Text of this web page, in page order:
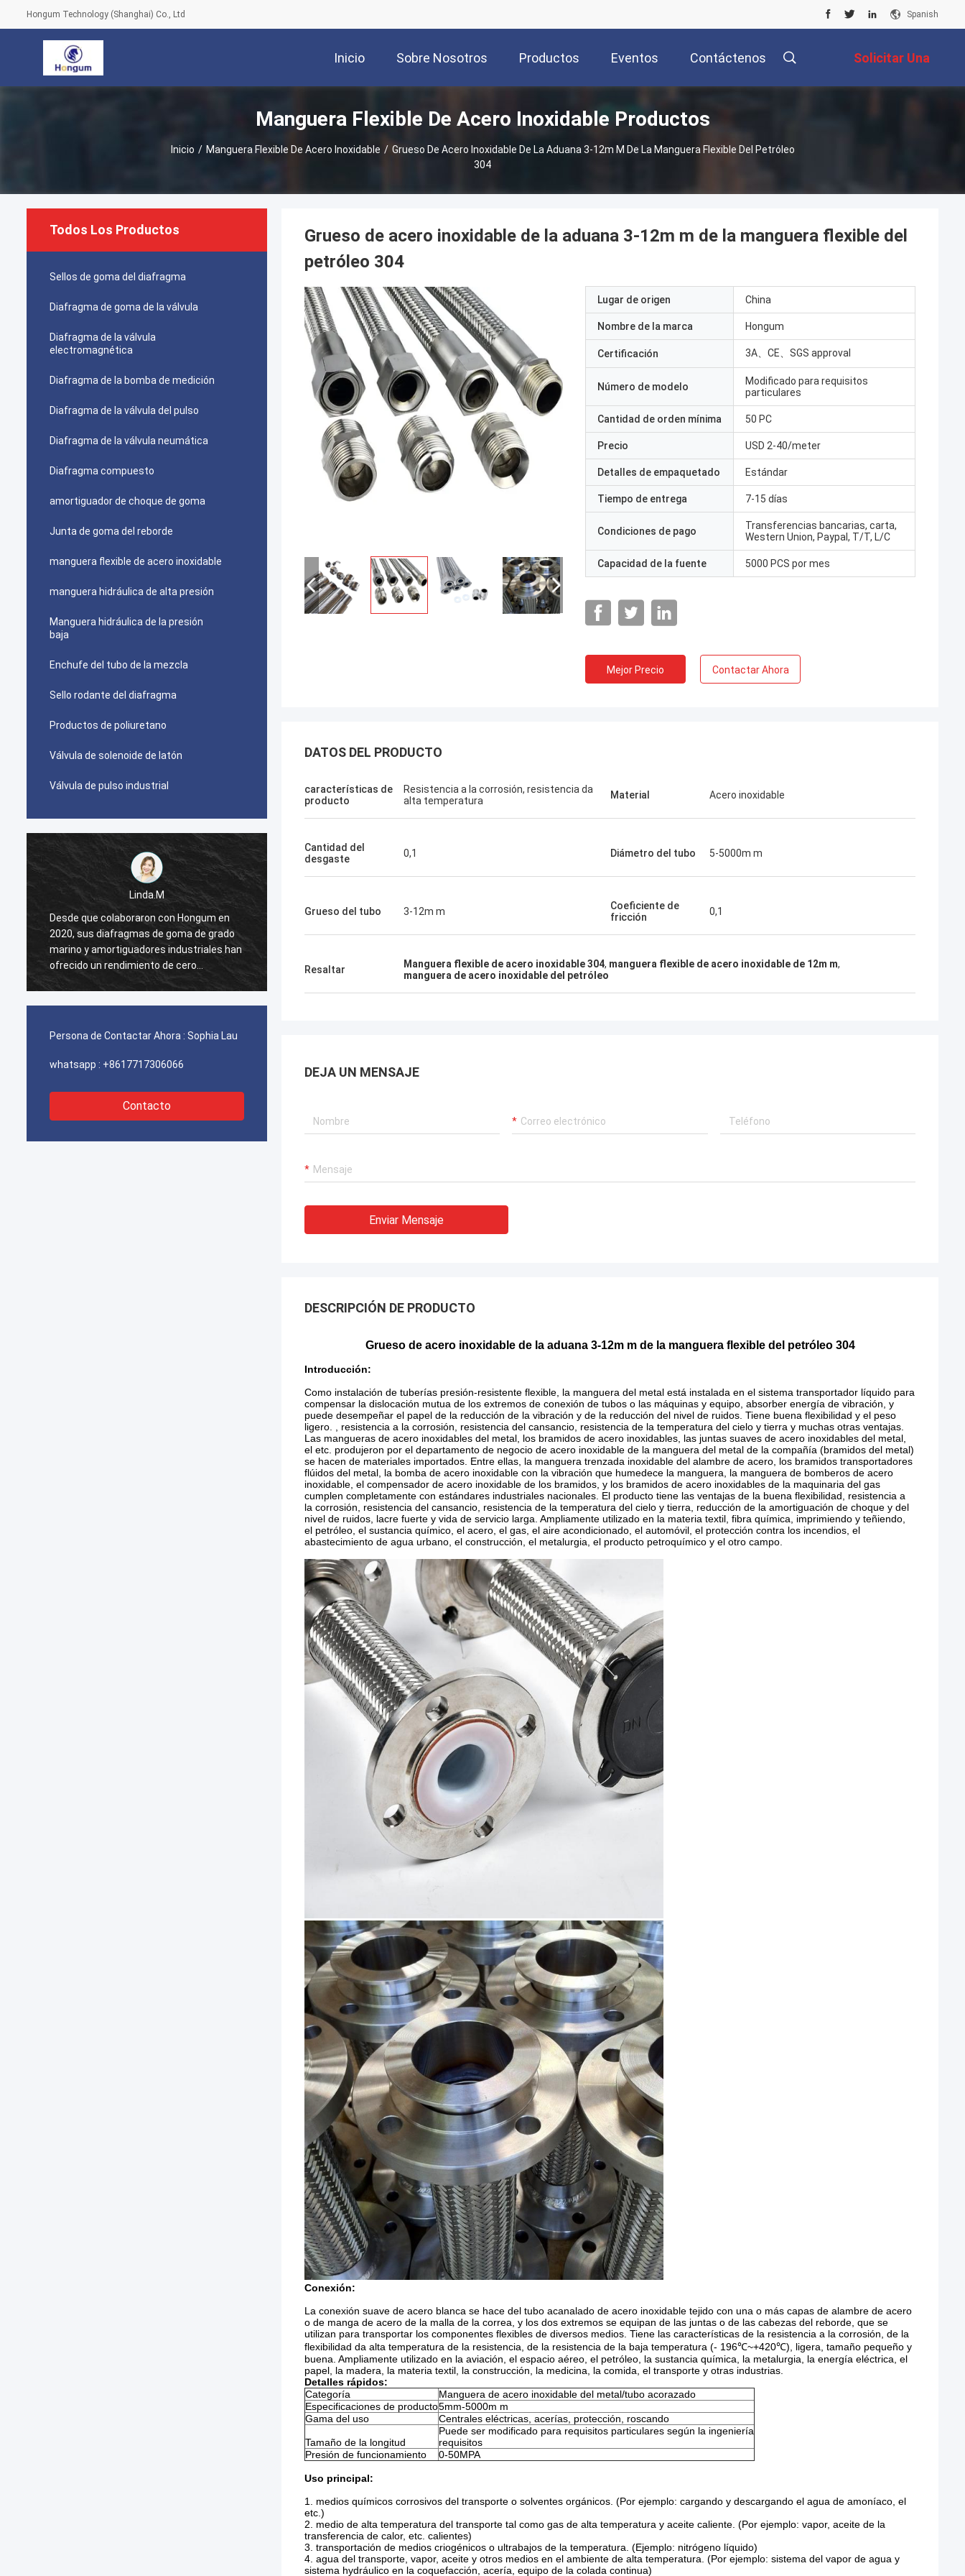
Hongum Technology (Shanghai) Co., Ltd Spanish
Inicio Sobre Nosotros Productos Eventos Contáctenos Solicitar Una
Cotización
Manguera Flexible De Acero Inoxidable Productos
Inicio / Manguera Flexible De Acero Inoxidable / Grueso De Acero Inoxidable De La Aduana 3-12m M De La Manguera Flexible Del Petróleo
304
Todos Los Productos
Sellos de goma del diafragma
Diafragma de goma de la válvula
Diafragma de la válvula
electromagnética
Diafragma de la bomba de medición
Diafragma de la válvula del pulso
Diafragma de la válvula neumática
Diafragma compuesto
amortiguador de choque de goma
Junta de goma del reborde
manguera flexible de acero inoxidable
manguera hidráulica de alta presión
Manguera hidráulica de la presión
baja
Enchufe del tubo de la mezcla
Sello rodante del diafragma
Productos de poliuretano
Válvula de solenoide de latón
Válvula de pulso industrial
Linda.M
Desde que colaboraron con Hongum en
2020, sus diafragmas de goma de grado
marino y amortiguadores industriales han
ofrecido un rendimiento de cero
fallas,garantizar el funcionamiento
Desde que colaboraron con Hongum en
2020, sus diafragmas de goma de grado
ofrecido un rendimiento de cero
fallas,garantizar el funcionamiento
ininterrumpido de nuestras grúas
Persona de Contactar Ahora : Sophia Lau
whatsapp : +8617717306066
Contacto
Grueso de acero inoxidable de la aduana 3-12m m de la manguera flexible del
petróleo 304
Lugar de origen China
Nombre de la marca Hongum
Certificación 3A、CE、SGS approval
Número de modelo
Modificado para requisitos
particulares
Cantidad de orden mínima 50 PC
Precio USD 2-40/meter
Detalles de empaquetado Estándar
Tiempo de entrega 7-15 días
Condiciones de pago
Transferencias bancarias, carta,
Western Union, Paypal, T/T, L/C
Capacidad de la fuente 5000 PCS por mes
Mejor Precio Contactar Ahora
DATOS DEL PRODUCTO
características de
producto
Resistencia a la corrosión, resistencia da
alta temperatura
Material Acero inoxidable
Cantidad del
desgaste
0,1 Diámetro del tubo 5-5000m m
Grueso del tubo 3-12m m
Coeficiente de
fricción
0,1
Resaltar Manguera flexible de acero inoxidable 304, manguera flexible de acero inoxidable de 12m m,
manguera de acero inoxidable del petróleo
DEJA UN MENSAJE
Enviar Mensaje
DESCRIPCIÓN DE PRODUCTO
Grueso de acero inoxidable de la aduana 3-12m m de la manguera flexible del petróleo 304
Introducción:
Como instalación de tuberías presión-resistente flexible, la manguera del metal está instalada en el sistema transportador líquido para
compensar la dislocación mutua de los extremos de conexión de tubos o las máquinas y equipo, absorber energía de vibración, y
puede desempeñar el papel de la reducción de la vibración y de la reducción del nivel de ruidos. Tiene buena flexibilidad y el peso
ligero. , resistencia a la corrosión, resistencia del cansancio, resistencia de la temperatura del cielo y tierra y muchas otras ventajas.
Las mangueras de acero inoxidables del metal, los bramidos de acero inoxidables, las juntas suaves de acero inoxidables del metal,
el etc. produjeron por el departamento de negocio de acero inoxidable de la manguera del metal de la compañía (bramidos del metal)
se hacen de materiales importados. Entre ellas, la manguera trenzada inoxidable del alambre de acero, los bramidos transportadores
flúidos del metal, la bomba de acero inoxidable con la vibración que humedece la manguera, la manguera de bomberos de acero
inoxidable, el compensador de acero inoxidable de los bramidos, y los bramidos de acero inoxidables de la maquinaria del gas
cumplen completamente con estándares industriales nacionales. El producto tiene las ventajas de la buena flexibilidad, resistencia a
la corrosión, resistencia del cansancio, resistencia de la temperatura del cielo y tierra, reducción de la amortiguación de choque y del
nivel de ruidos, lacre fuerte y vida de servicio larga. Ampliamente utilizado en la materia textil, fibra química, imprimiendo y teñiendo,
el petróleo, el sustancia químico, el acero, el gas, el aire acondicionado, el automóvil, el protección contra los incendios, el
abastecimiento de agua urbano, el construcción, el metalurgia, el producto petroquímico y el otro campo.
Conexión:
La conexión suave de acero blanca se hace del tubo acanalado de acero inoxidable tejido con una o más capas de alambre de acero
o de manga de acero de la malla de la correa, y los dos extremos se equipan de las juntas o de las cabezas del reborde, que se
utilizan para transportar los componentes flexibles de diversos medios. Tiene las características de la resistencia a la corrosión, de la
flexibilidad da alta temperatura de la resistencia, de la resistencia de la baja temperatura (- 196℃~+420℃), ligera, tamaño pequeño y
buena. Ampliamente utilizado en la aviación, el espacio aéreo, el petróleo, la sustancia química, la metalurgia, la energía eléctrica, el
papel, la madera, la materia textil, la construcción, la medicina, la comida, el transporte y otras industrias.
Detalles rápidos:
Categoría
Manguera de acero inoxidable del metal/tubo acorazado
Especificaciones de producto5mm-5000m m
Gama del uso
Centrales eléctricas, acerías, protección, roscando
Tamaño de la longitud
Puede ser modificado para requisitos particulares según la ingeniería
requisitos
Presión de funcionamiento
0-50MPA
Uso principal:
1. medios químicos corrosivos del transporte o solventes orgánicos. (Por ejemplo: cargando y descargando el agua de amoníaco, el
etc.)
2. medio de alta temperatura del transporte tal como gas de alta temperatura y aceite caliente. (Por ejemplo: vapor, aceite de la
transferencia de calor, etc. calientes)
3. transportación de medios criogénicos o ultrabajos de la temperatura. (Ejemplo: nitrógeno líquido)
4. agua del transporte, vapor, aceite y otros medios en el ambiente de alta temperatura. (Por ejemplo: sistema del vapor de agua y
sistema hydráulico en la coquefacción, acería, equipo de la colada continua)